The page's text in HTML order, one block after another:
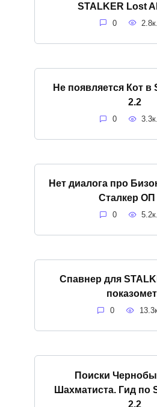
STALKER Lost
0 2.8к.
Не появляется Кот в
2.2
0 3.3к.
Нет диалога про
Сталкер ОП
0 5.2к.
Спавнер для
0
Поиски
Шахматиста. Гид по
2.2